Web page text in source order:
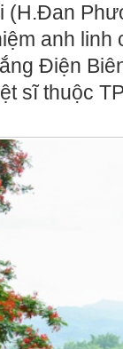
(H.Đan
anh linh
Điện
sĩ thuộc